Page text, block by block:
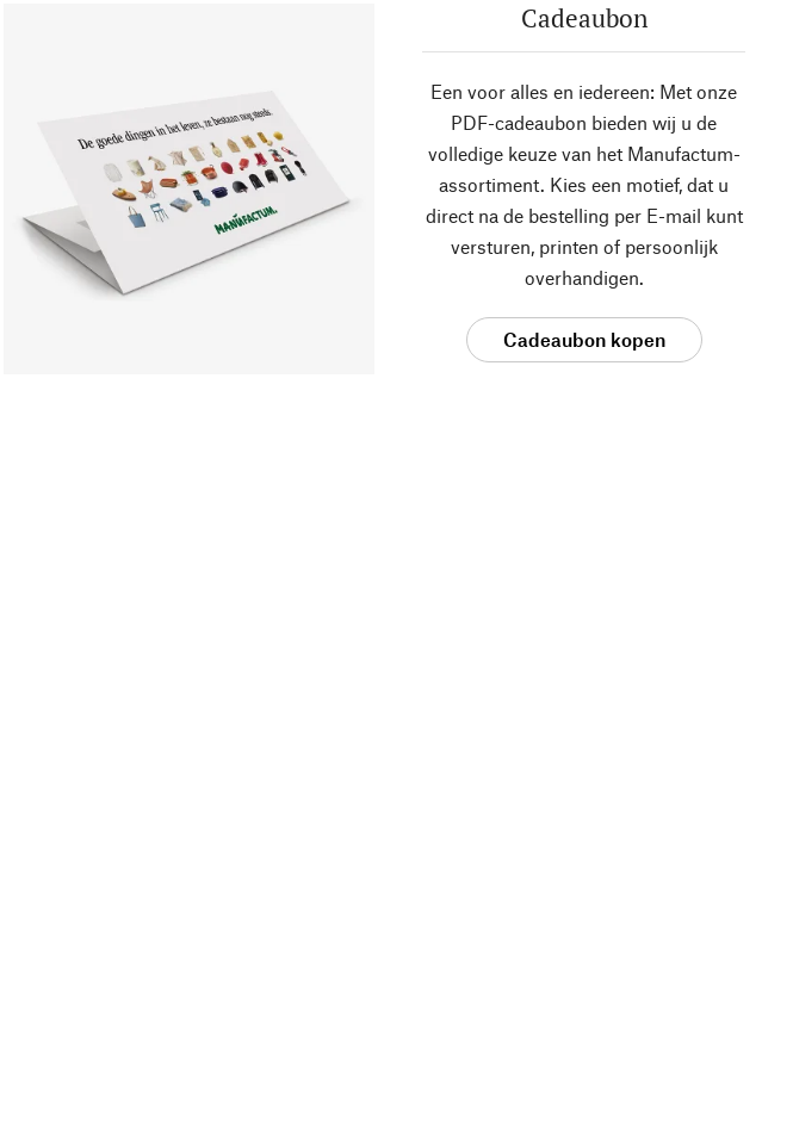
Cadeaubon
Een voor alles en iedereen: Met onze
PDF-cadeaubon bieden wij u de
volledige keuze van het Manufactum-
assortiment. Kies een motief, dat u
direct na de bestelling per E-mail kunt
versturen, printen of persoonlijk
overhandigen.
Cadeaubon kopen